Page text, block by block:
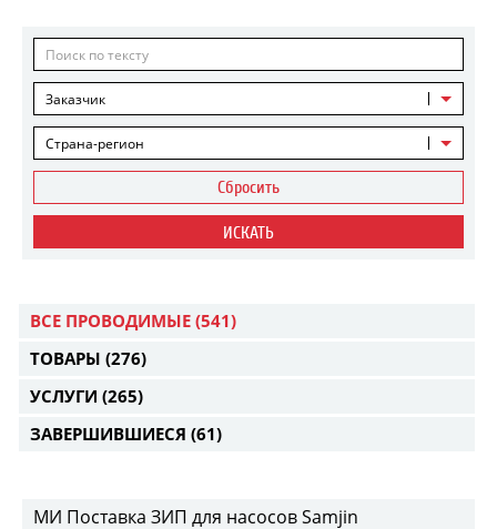
Заказчик
Страна-регион
Сбросить
ИСКАТЬ
ВСЕ ПРОВОДИМЫЕ (541)
ТОВАРЫ (276)
УСЛУГИ (265)
ЗАВЕРШИВШИЕСЯ (61)
МИ Поставка ЗИП для насосов Samjin